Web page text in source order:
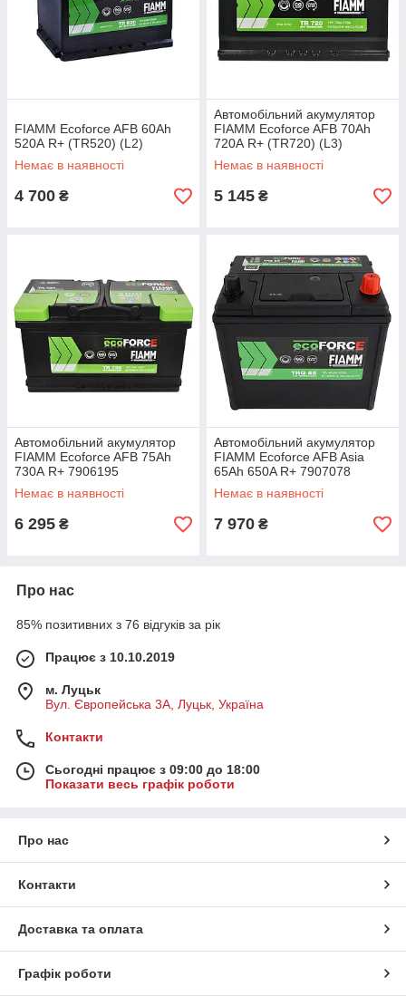
FIAMM Ecoforce AFB 60Аh
520А R+ (TR520) (L2)
Немає в наявності
4 700 ₴
Автомобільний акумулятор
FIAMM Ecoforce AFB 70Аh
720А R+ (TR720) (L3)
Немає в наявності
5 145 ₴
Автомобільний акумулятор
FIAMM Ecoforce AFB 75Аh
730А R+ 7906195
Немає в наявності
6 295 ₴
Автомобільний акумулятор
FIAMM Ecoforce AFB Asia
65Ah 650A R+ 7907078
Немає в наявності
7 970 ₴
Про нас
85% позитивних з 76 відгуків за рік
Працює з 10.10.2019
м. Луцьк
Вул. Європейська 3А, Луцьк, Україна
Контакти
Сьогодні працює з 09:00 до 18:00
Показати весь графік роботи
Про нас
Контакти
Доставка та оплата
Графік роботи